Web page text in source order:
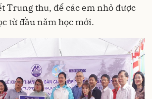
Trung thu, để các em nhỏ được
từ đầu năm học mới.